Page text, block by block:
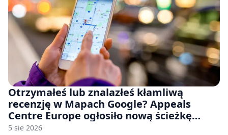
Otrzymałeś lub znalazłeś kłamliwą
recenzję w Mapach Google? Appeals
Centre Europe ogłosiło nową ścieżkę
odwoławczą dla firm i konsumentów
5 sie 2026